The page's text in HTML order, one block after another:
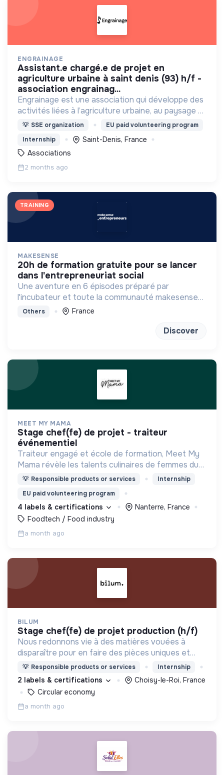
ENGRAINAGE
assistant.e chargé.e de projet en
agriculture urbaine à saint denis (93) h/f -
association engrainag...
Engrainage est une association qui développe des
activités liées à l’agriculture urbaine, au paysage et
aux pratiques artistiques.
💡 SSE organization
EU paid volunteering program
Internship
Saint-Denis, France
Associations
2 months ago
TRAINING
MAKESENSE
20h de formation gratuite pour se lancer
dans l'entrepreneuriat social
Une aventure en 6 épisodes préparé par
l'incubateur et toute la communauté makesense
pour se projeter dans l'aventure entrepreneuriale.
Others France
Discover
MEET MY MAMA
stage chef(fe) de projet - traiteur
événementiel
Traiteur engagé et école de formation, Meet My
Mama révèle les talents culinaires de femmes du
monde entier pour leur donner le pouvoir de vivre
💡 Responsible products or services
Internship
EU paid volunteering program
4 labels & certifications
Nanterre, France
Foodtech / Food industry
a month ago
BILUM
stage chef(fe) de projet production (h/f)
Nous redonnons vie à des matières vouées à
disparaître pour en faire des pièces uniques et
originales. Notre manufacture d’upcycling s'inscrit
en circuit court et dans l’économie sociale et
solidaire.
💡 Responsible products or services Internship
2 labels & certifications
Choisy-le-Roi, France
Circular economy
a month ago